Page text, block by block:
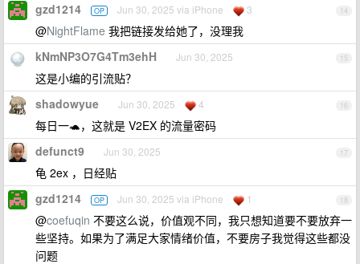
14
gzd1214 OP Jun 30, 2025 via iPhone 3
@NightFlame 我把链接发给她了，没理我
15
kNmNP3O7G4Tm3ehH Jun 30, 2025
这是小编的引流贴？
16
shadowyue Jun 30, 2025 4
每日一🐢，这就是 V2EX 的流量密码
17
defunct9 Jun 30, 2025
龟 2ex ，日经贴
18
gzd1214 OP Jun 30, 2025 via iPhone 1
@coefuqin 不要这么说，价值观不同，我只想知道要不要放弃一
些坚持。如果为了满足大家情绪价值，不要房子我觉得这些都没
问题